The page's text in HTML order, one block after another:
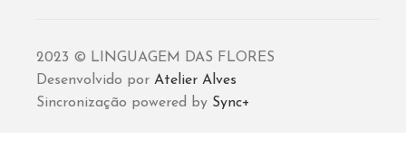
2023 © LINGUAGEM DAS FLORES
Desenvolvido por Atelier Alves
Sincronização powered by Sync+